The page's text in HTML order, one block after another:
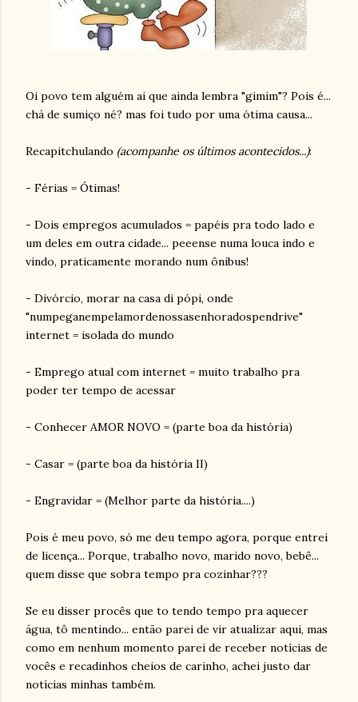
Oi povo tem alguém ai que ainda lembra "gimim"? Pois é...
chá de sumiço né? mas foi tudo por uma ótima causa...
Recapitchulando (acompanhe os últimos acontecidos...):
- Férias = Ótimas!
- Dois empregos acumulados = papéis pra todo lado e
um deles em outra cidade... peeense numa louca indo e
vindo, praticamente morando num ônibus!
- Divórcio, morar na casa di pópi, onde
"numpeganempelamordenossasenhoradospendrive"
internet = isolada do mundo
- Emprego atual com internet = muito trabalho pra
poder ter tempo de acessar
- Conhecer AMOR NOVO = (parte boa da história)
- Casar = (parte boa da história II)
- Engravidar = (Melhor parte da história....)
Pois é meu povo, só me deu tempo agora, porque entrei
de licença... Porque, trabalho novo, marido novo, bebê...
quem disse que sobra tempo pra cozinhar???
Se eu disser procês que to tendo tempo pra aquecer
água, tô mentindo... então parei de vir atualizar aqui, mas
como em nenhum momento parei de receber notícias de
vocês e recadinhos cheios de carinho, achei justo dar
notícias minhas também.